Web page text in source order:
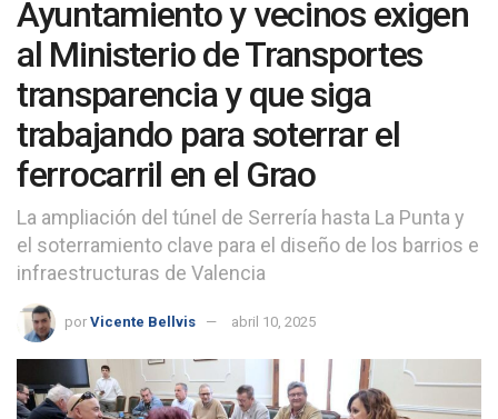
Ayuntamiento y vecinos exigen
al Ministerio de Transportes
transparencia y que siga
trabajando para soterrar el
ferrocarril en el Grao
La ampliación del túnel de Serrería hasta La Punta y
el soterramiento clave para el diseño de los barrios e
infraestructuras de Valencia
por Vicente Bellvis abril 10, 2025